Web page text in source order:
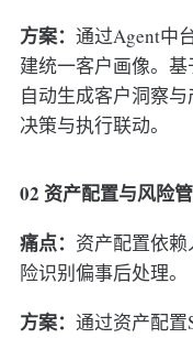
方案： 通过Agent中
建统一客户画像。基
自动生成客户洞察
决策与执行联动。
02 资产配置与风险
痛点： 资产配置依
险识别偏事后处理。
方案： 通过资产配